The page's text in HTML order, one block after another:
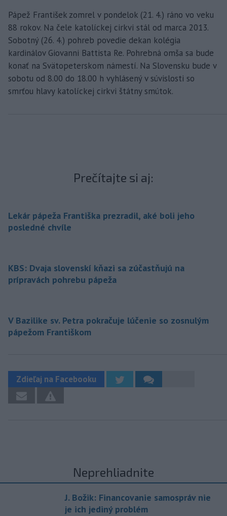
Pápež František zomrel v pondelok (21. 4.) ráno vo veku
88 rokov. Na čele katolíckej cirkvi stál od marca 2013.
Sobotný (26. 4.) pohreb povedie dekan kolégia
kardinálov Giovanni Battista Re. Pohrebná omša sa bude
konať na Svätopeterskom námestí. Na Slovensku bude v
sobotu od 8.00 do 18.00 h vyhlásený v súvislosti so
smrťou hlavy katolíckej cirkvi štátny smútok.
Prečítajte si aj:
Lekár pápeža Františka prezradil, aké boli jeho
posledné chvíle
KBS: Dvaja slovenskí kňazi sa zúčastňujú na
prípravách pohrebu pápeža
V Bazilike sv. Petra pokračuje lúčenie so zosnulým
pápežom Františkom
Zdieľaj na Facebooku
Neprehliadnite
J. Božik: Financovanie samospráv nie
je ich jediný problém